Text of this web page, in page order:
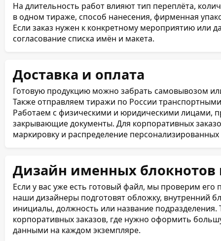
На длительность работ влияют тип переплёта,
в одном тираже, способ нанесения, фирменная
Если заказ нужен к конкретному мероприятию или
согласование списка имён и макета.
Доставка и оплата
Готовую продукцию можно забрать самовывозом
Также отправляем тиражи по России
Работаем с физическими и юридическими лицами,
закрывающие документы. Для корпоративных
маркировку и распределение
Дизайн именных блокнотов
Если у вас уже есть готовый файл, мы проверим его
наши дизайнеры подготовят обложку, внутренний
инициалы, должность или название
корпоративных заказов, где нужно оформить
данными на каждом экземпляре.